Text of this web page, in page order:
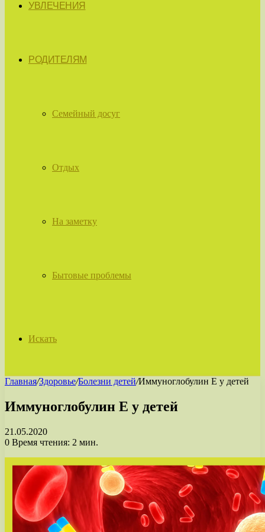
УВЛЕЧЕНИЯ
РОДИТЕЛЯМ
Семейный досуг
Отдых
На заметку
Бытовые проблемы
Искать
Главная/Здоровье/Болезни детей/Иммуноглобулин Е у детей
Иммуноглобулин Е у детей
21.05.2020
0 Время чтения: 2 мин.